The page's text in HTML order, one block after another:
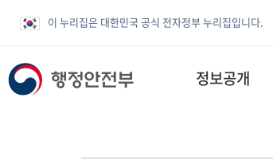
이 누리집은 대한민국 공식 전자정부 누리집입니다.
정보공개